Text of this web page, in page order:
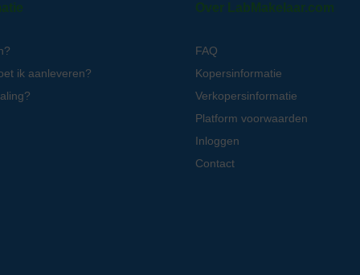
ik aanleveren?
Over LabMakelaar.com
FAQ
Kopersinformatie
Verkopersinformatie
Platform voorwaarden
Inloggen
Contact